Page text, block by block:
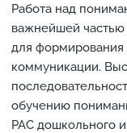
Работа над
важнейшей
для формирования
коммуникации.
обучению
РАС дошкольного